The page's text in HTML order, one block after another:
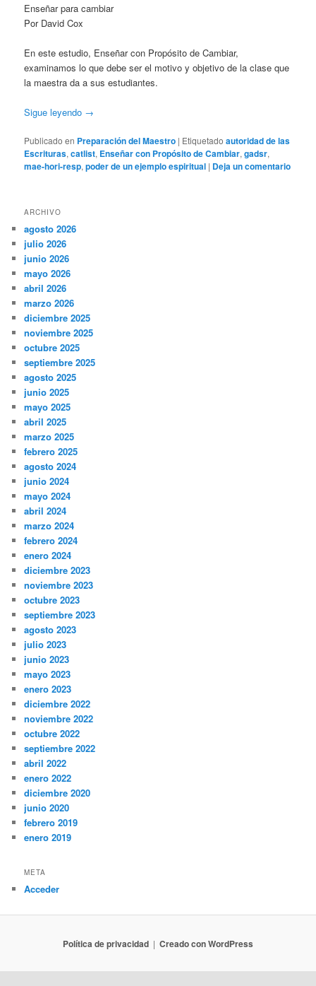
Enseñar para cambiar
Por David Cox
En este estudio, Enseñar con Propósito de Cambiar,
examinamos lo que debe ser el motivo y objetivo de la clase que
la maestra da a sus estudiantes.
Sigue leyendo →
Publicado en Preparación del Maestro | Etiquetado autoridad de las
Escrituras,catlist, Enseñar con Propósito de Cambiar,gadsr,
mae-hori-resp,poder de un ejemplo espiritual | Deja un comentario
ARCHIVO
agosto 2026
julio 2026
junio 2026
mayo 2026
abril 2026
marzo 2026
diciembre 2025
noviembre 2025
octubre 2025
septiembre 2025
agosto 2025
junio 2025
mayo 2025
abril 2025
marzo 2025
febrero 2025
agosto 2024
junio 2024
mayo 2024
abril 2024
marzo 2024
febrero 2024
enero 2024
diciembre 2023
noviembre 2023
octubre 2023
septiembre 2023
agosto 2023
julio 2023
junio 2023
mayo 2023
enero 2023
diciembre 2022
noviembre 2022
octubre 2022
septiembre 2022
abril 2022
enero 2022
diciembre 2020
junio 2020
febrero 2019
enero 2019
META
Acceder
Política de privacidad Creado con WordPress